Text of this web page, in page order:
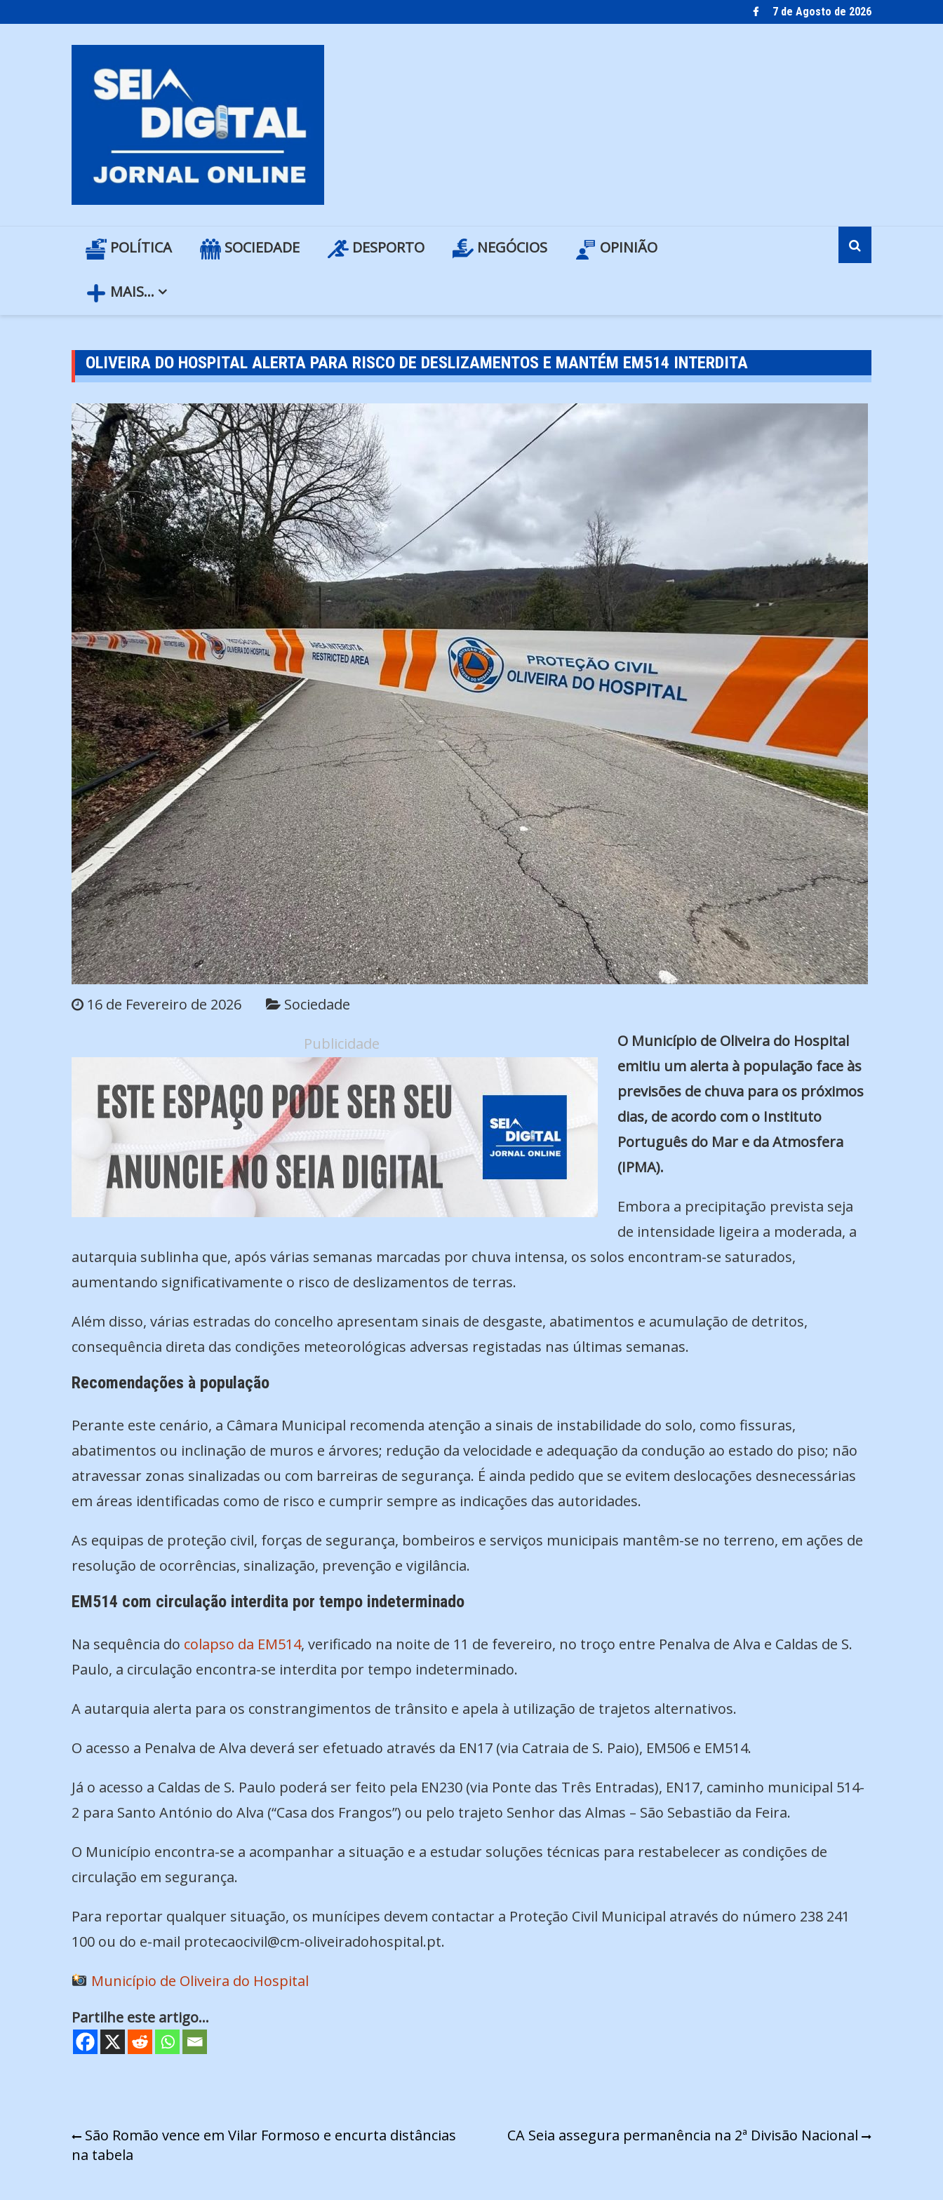
to
7 de Agosto de 2026
POLÍTICA SOCIEDADE DESPORTO NEGÓCIOS OPINIÃO
MAIS…
OLIVEIRA DO HOSPITAL ALERTA PARA RISCO DE DESLIZAMENTOS E MANTÉM EM514 INTERDITA
16 de Fevereiro de 2026 Sociedade
Publicidade
O Município de Oliveira do Hospital
emitiu um alerta à população face às
previsões de chuva para os próximos
dias, de acordo com o Instituto
Português do Mar e da Atmosfera
(IPMA).
Embora a precipitação prevista seja
de intensidade ligeira a moderada, a
autarquia sublinha que, após várias semanas marcadas por chuva intensa, os solos encontram-se saturados,
aumentando significativamente o risco de deslizamentos de terras.
Além disso, várias estradas do concelho apresentam sinais de desgaste, abatimentos e acumulação de detritos,
consequência direta das condições meteorológicas adversas registadas nas últimas semanas.
Recomendações à população
Perante este cenário, a Câmara Municipal recomenda atenção a sinais de instabilidade do solo, como fissuras,
abatimentos ou inclinação de muros e árvores; redução da velocidade e adequação da condução ao estado do piso; não
atravessar zonas sinalizadas ou com barreiras de segurança. É ainda pedido que se evitem deslocações desnecessárias
em áreas identificadas como de risco e cumprir sempre as indicações das autoridades.
As equipas de proteção civil, forças de segurança, bombeiros e serviços municipais mantêm-se no terreno, em ações de
resolução de ocorrências, sinalização, prevenção e vigilância.
EM514 com circulação interdita por tempo indeterminado
Na sequência do colapso da EM514, verificado na noite de 11 de fevereiro, no troço entre Penalva de Alva e Caldas de S.
Paulo, a circulação encontra-se interdita por tempo indeterminado.
A autarquia alerta para os constrangimentos de trânsito e apela à utilização de trajetos alternativos.
O acesso a Penalva de Alva deverá ser efetuado através da EN17 (via Catraia de S. Paio), EM506 e EM514.
Já o acesso a Caldas de S. Paulo poderá ser feito pela EN230 (via Ponte das Três Entradas), EN17, caminho municipal 514-
2 para Santo António do Alva (“Casa dos Frangos”) ou pelo trajeto Senhor das Almas – São Sebastião da Feira.
O Município encontra-se a acompanhar a situação e a estudar soluções técnicas para restabelecer as condições de
circulação em segurança.
Para reportar qualquer situação, os munícipes devem contactar a Proteção Civil Municipal através do número 238 241
100 ou do e-mail protecaocivil@cm-oliveiradohospital.pt.
Município de Oliveira do Hospital
Partilhe este artigo...
Navegação
de
São Romão vence em Vilar Formoso e encurta distâncias
na tabela
CA Seia assegura permanência na 2ª Divisão Nacional